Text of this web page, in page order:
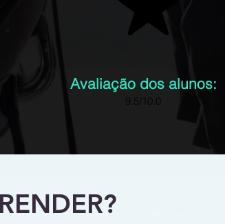
Avaliação dos alunos:
9.5/10.0